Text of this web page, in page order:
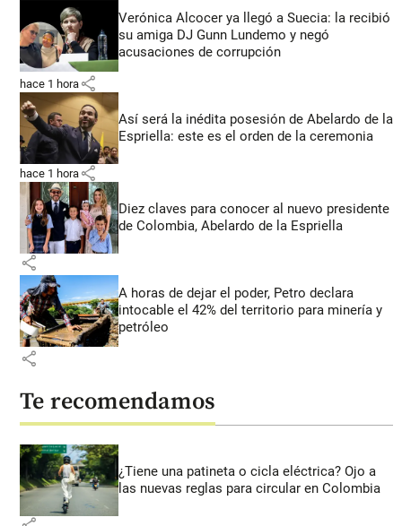
Verónica Alcocer ya llegó a Suecia: la recibió
su amiga DJ Gunn Lundemo y negó
acusaciones de corrupción
hace 1 hora share
Así será la inédita posesión de Abelardo de la
Espriella: este es el orden de la ceremonia
hace 1 hora share
Diez claves para conocer al nuevo presidente
de Colombia, Abelardo de la Espriella
share
A horas de dejar el poder, Petro declara
intocable el 42% del territorio para minería y
petróleo
share
Te recomendamos
¿Tiene una patineta o cicla eléctrica? Ojo a
las nuevas reglas para circular en Colombia